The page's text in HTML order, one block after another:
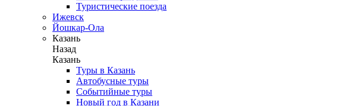
Туристические поезда
Ижевск
Йошкар-Ола
Казань
Назад
Казань
Туры в Казань
Автобусные туры
Событийные туры
Новый год в Казани